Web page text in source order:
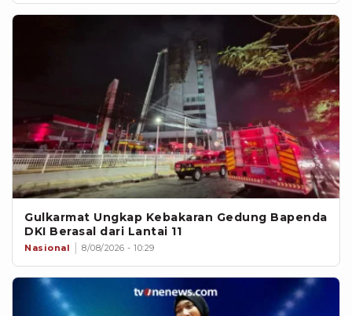
Gulkarmat Ungkap Kebakaran Gedung Bapenda
DKI Berasal dari Lantai 11
Nasional 8/08/2026 - 10:29